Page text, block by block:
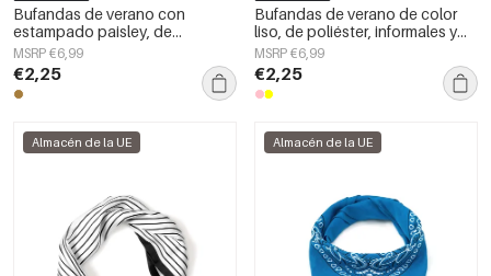
Bufandas de verano con
estampado paisley, de
poliéster, informales, para uso
diario.
MSRP €6,99
€2,25
Bufandas de verano de color
liso, de poliéster, informales y
para uso diario.
MSRP €6,99
€2,25
Almacén de la UE Almacén de la UE